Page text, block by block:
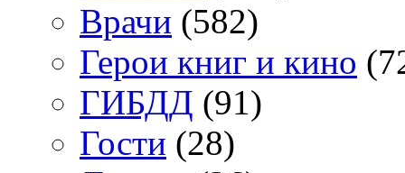
Врачи (582)
Герои книг и кино
ГИБДД (91)
Гости (28)